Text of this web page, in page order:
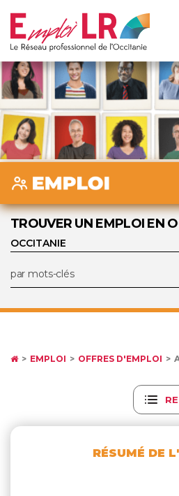
TROUVER UN EMPLOI EN
EMPLOI OFFRES D'EMPLOI
RÉSUMÉ DE